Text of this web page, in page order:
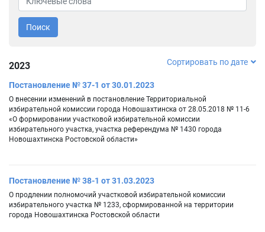
Поиск
2023 Сортировать по дате
Постановление № 37-1 от 30.01.2023
О внесении изменений в постановление Территориальной
избирательной комиссии города Новошахтинска от 28.05.2018 № 11-6
«О формировании участковой избирательной комиссии
избирательного участка, участка референдума № 1430 города
Новошахтинска Ростовской области»
Постановление № 38-1 от 31.03.2023
О продлении полномочий участковой избирательной комиссии
избирательного участка № 1233, сформированной на территории
города Новошахтинска Ростовской области